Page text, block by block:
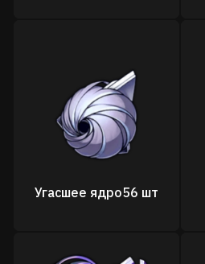
Угасшее ядро56 шт